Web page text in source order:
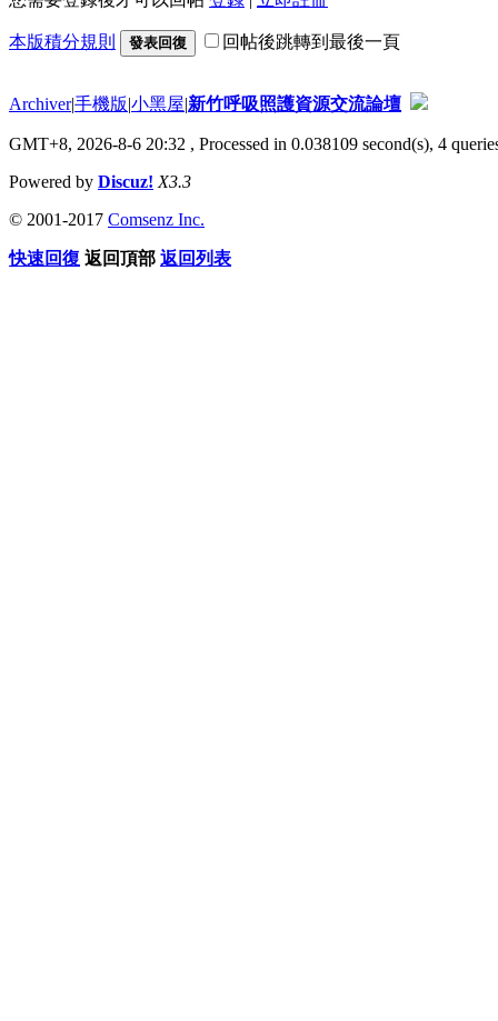
本版積分規則 發表回復 回帖後跳轉到最後一頁
Archiver|手機版|小黑屋|新竹呼吸照護資源交流論壇
GMT+8, 2026-8-6 20:32 , Processed in 0.038109 second(s), 4
Powered by Discuz! X3.3
© 2001-2017 Comsenz Inc.
快速回復 返回頂部 返回列表